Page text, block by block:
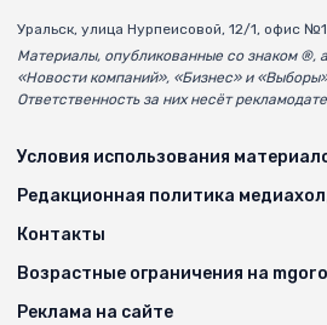
Уральск, улица Нурпеисовой, 12/1, офис
Материалы, опубликованные со знаком ®,
«Новости компаний», «Бизнес» и
Ответственность за них несёт
Условия использования
Редакционная политика
Контакты
Возрастные ограничения на
Реклама на сайте